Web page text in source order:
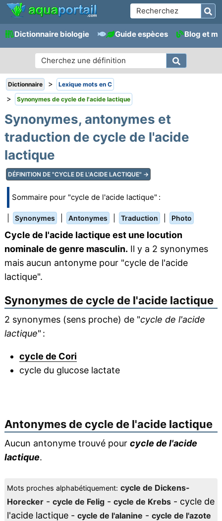
Dictionnaire biologie Guide espèces Blog et
Dictionnaire > Lexique mots en C
> Synonymes de cycle de l'acide lactique
Synonymes, antonymes et
traduction de cycle de l'acide
lactique
DÉFINITION DE "CYCLE DE L'ACIDE LACTIQUE" →
Sommaire pour "cycle de l'acide lactique" :
Synonymes Antonymes Traduction Photo
Cycle de l'acide lactique est une locution
nominale de genre masculin. Il y a 2 synonymes
mais aucun antonyme pour "cycle de l'acide
lactique".
Synonymes de cycle de l'acide lactique
2 synonymes (sens proche) de "cycle de l'acide
lactique" :
cycle de Cori
cycle du glucose lactate
Antonymes de cycle de l'acide lactique
Aucun antonyme trouvé pour cycle de l'acide
lactique.
Mots proches alphabétiquement: cycle de Dickens-
Horecker- cycle de Felig- cycle de Krebs- cycle de
l'acide lactique - cycle de l'alanine - cycle de l'azote